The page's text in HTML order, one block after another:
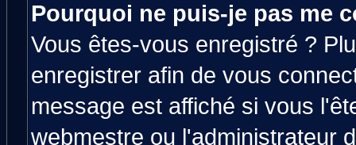
Pourquoi ne puis-je pas me
Vous êtes-vous enregistré ?
enregistrer afin de vous
message est affiché si vous
webmestre ou l'administrateur